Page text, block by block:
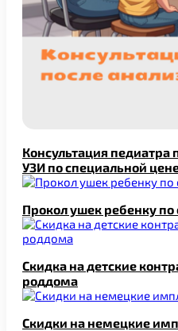
Консультация педиатра
УЗИ по специальной
Прокол ушек ребенку
Скидка на детские
роддома
Скидки на немецкие